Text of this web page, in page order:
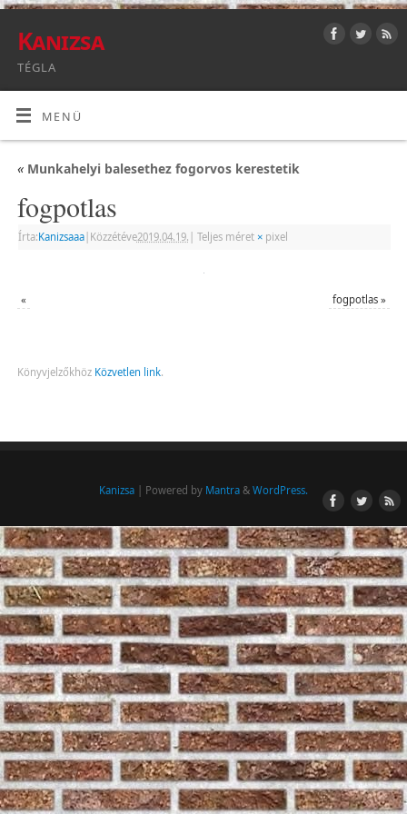
Kanizsa
TÉGLA
MENÜ
«Munkahelyi balesethez fogorvos kerestetik
fogpotlas
Írta:Kanizsaaa| Közzétéve2019.04.19. Teljes méret × pixel
« fogpotlas »
Könyvjelzőkhöz Közvetlen link.
Kanizsa | Powered by Mantra & WordPress.